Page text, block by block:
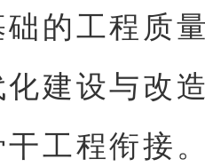
的工程质
建设与改
工程衔接